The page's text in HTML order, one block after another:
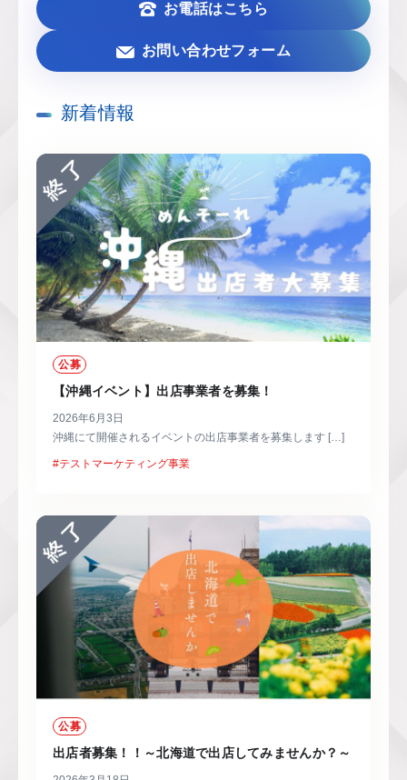
お電話はこちら
お問い合わせフォーム
新着情報
公募
【沖縄イベント】出店事業者を募集！
2026年6月3日
沖縄にて開催されるイベントの出店事業者を募集します […]
#テストマーケティング事業
公募
出店者募集！！～北海道で出店してみませんか？～